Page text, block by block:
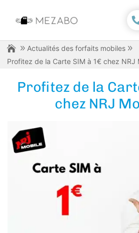
Actualités des forfaits mobiles
Profitez de la Carte SIM à 1€ chez NRJ
Profitez de la
chez NRJ